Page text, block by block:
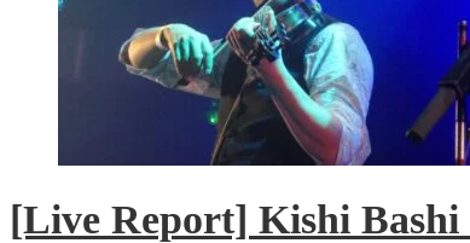
[Live Report] Kishi Bashi